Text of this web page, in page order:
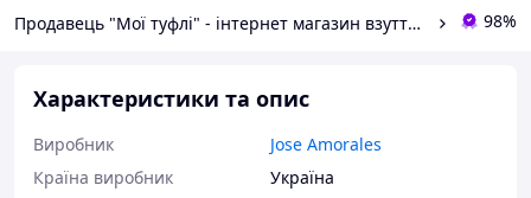
Продавець "Мої туфлі" - інтернет магазин взуття на всі випадки життя. 98%
Характеристики та опис
Виробник
Jose Amorales
Країна виробник
Україна